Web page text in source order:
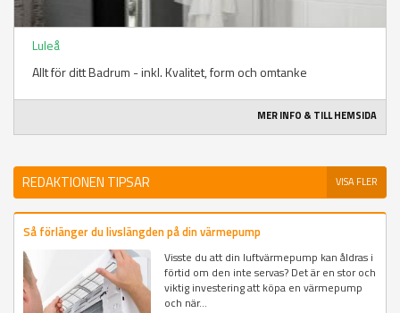
Luleå
Allt för ditt Badrum - inkl. Kvalitet, form och omtanke
MER INFO & TILL HEMSIDA
REDAKTIONEN TIPSAR VISA FLER
Så förlänger du livslängden på din värmepump
Visste du att din luftvärmepump kan åldras i
förtid om den inte servas? Det är en stor och
viktig investering att köpa en värmepump
och när...